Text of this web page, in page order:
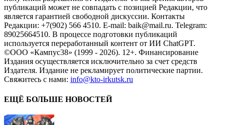
публикаций может не совпадать с позицией Редакции, что
является гарантией свободной дискуссии. Контакты
Редакции: +7(902) 566 4510. E-mail: baik@mail.ru. Telegram:
89025664510. В процессе подготовки публикаций
используется переработанный контент от ИИ ChatGPT.
©ООО «Кампус38» (1999 - 2026). 12+. Финансирование
Издания осуществляется исключительно за счет средств
Издателя. Издание не рекламирует политические партии.
Свяжитесь с нами: info@kto-irkutsk.ru
ЕЩЁ БОЛЬШЕ НОВОСТЕЙ